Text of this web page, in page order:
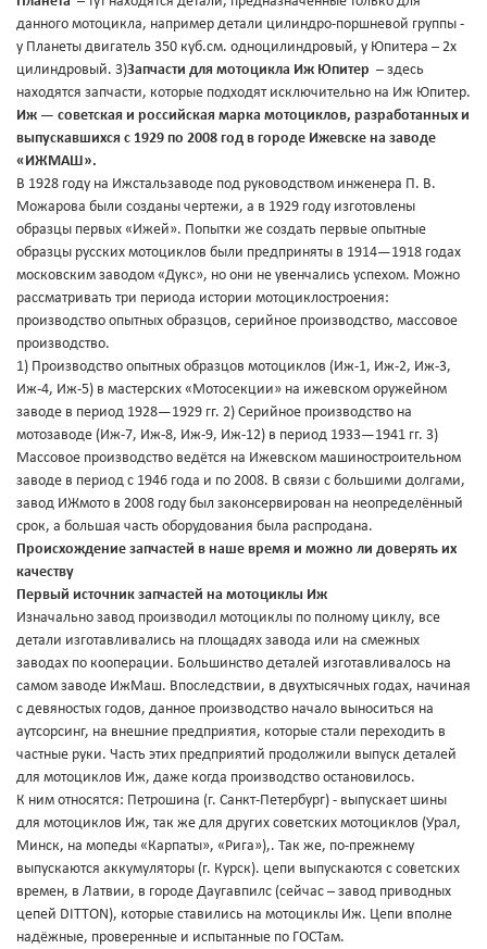
данного мотоцикла, например детали цилиндро-поршневой группы -
у Планеты двигатель 350 куб.см. одноцилиндровый, у Юпитера – 2х
цилиндровый. 3)Запчасти для мотоцикла Иж Юпитер – здесь
находятся запчасти, которые подходят исключительно на Иж Юпитер.
Иж — советская и российская марка мотоциклов, разработанных и
выпускавшихся с 1929 по 2008 год в городе Ижевске на заводе
«ИЖМАШ».
В 1928 году на Ижстальзаводе под руководством инженера П. В.
Можарова были созданы чертежи, а в 1929 году изготовлены
образцы первых «Ижей». Попытки же создать первые опытные
образцы русских мотоциклов были предприняты в 1914—1918 годах
московским заводом «Дукс», но они не увенчались успехом. Можно
рассматривать три периода истории мотоциклостроения:
производство опытных образцов, серийное производство, массовое
производство.
1) Производство опытных образцов мотоциклов (Иж-1, Иж-2, Иж-3,
Иж-4, Иж-5) в мастерских «Мотосекции» на ижевском оружейном
заводе в период 1928—1929 гг. 2) Серийное производство на
мотозаводе (Иж-7, Иж-8, Иж-9, Иж-12) в период 1933—1941 гг. 3)
Массовое производство ведётся на Ижевском машиностроительном
заводе в период с 1946 года и по 2008. В связи с большими долгами,
завод ИЖмото в 2008 году был законсервирован на неопределённый
срок, а большая часть оборудования была распродана.
Происхождение запчастей в наше время и можно ли доверять их
качеству
Первый источник запчастей на мотоциклы Иж
Изначально завод производил мотоциклы по полному циклу, все
детали изготавливались на площадях завода или на смежных
заводах по кооперации. Большинство деталей изготавливалось на
самом заводе ИжМаш. Впоследствии, в двухтысячных годах, начиная
с девяностых годов, данное производство начало выноситься на
аутсорсинг, на внешние предприятия, которые стали переходить в
частные руки. Часть этих предприятий продолжили выпуск деталей
для мотоциклов Иж, даже когда производство остановилось.
К ним относятся: Петрошина (г. Санкт-Петербург) - выпускает шины
для мотоциклов Иж, так же для других советских мотоциклов (Урал,
Минск, на мопеды «Карпаты», «Рига»),. Так же, по-прежнему
выпускаются аккумуляторы (г. Курск). цепи выпускаются с советских
времен, в Латвии, в городе Даугавпилс (сейчас – завод приводных
цепей DITTON), которые ставились на мотоциклы Иж. Цепи вполне
надёжные, проверенные и испытанные по ГОСТам.